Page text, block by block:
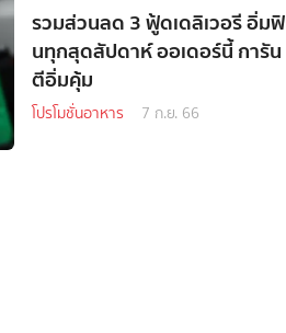
รวมส่วนลด 3 ฟู้ดเดลิเวอรี อิ่มฟิ
นทุกสุดสัปดาห์ ออเดอร์นี้ การัน
ตีอิ่มคุ้ม
โปรโมชั่นอาหาร 7 ก.ย. 66